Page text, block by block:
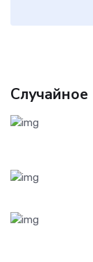
Случайное